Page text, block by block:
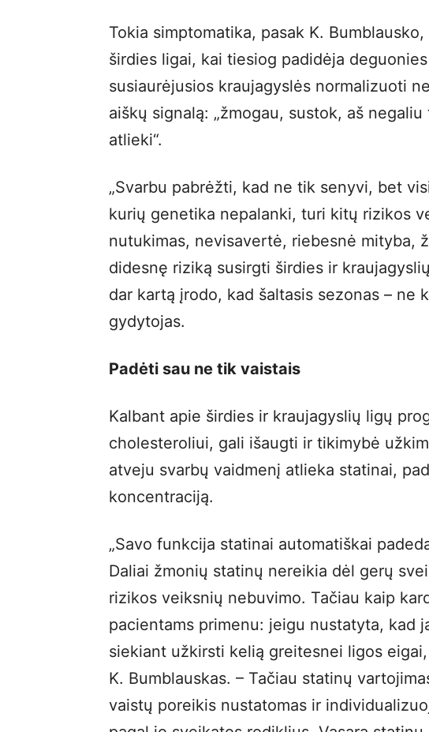
Tokia simptomatika, pasak K.
širdies ligai, kai tiesiog padidėja
susiaurėjusios kraujagyslės normalizuoti
aiškų signalą: „žmogau, sustok, aš
atlieki“.
„Svarbu pabrėžti, kad ne tik senyvi, bet
kurių genetika nepalanki, turi kitų rizikos
nutukimas, nevisavertė, riebesnė mityba,
didesnę riziką susirgti širdies ir
dar kartą įrodo, kad šaltasis sezonas – ne
gydytojas.
Padėti sau ne tik vaistais
Kalbant apie širdies ir kraujagyslių ligų
cholesteroliui, gali išaugti ir tikimybė
atveju svarbų vaidmenį atlieka statinai,
koncentraciją.
„Savo funkcija statinai automatiškai
Daliai žmonių statinų nereikia dėl gerų
rizikos veiksnių nebuvimo. Tačiau kaip
pacientams primenu: jeigu nustatyta, kad
siekiant užkirsti kelią greitesnei ligos
K. Bumblauskas. – Tačiau statinų
vaistų poreikis nustatomas ir